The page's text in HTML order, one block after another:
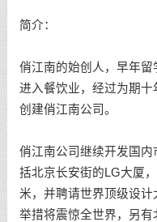
简介：
俏江南的始创人，早年
进入餐饮业，经过为期
创建俏江南公司。
俏江南公司继续开发国
括北京长安街的LG大厦
米，并聘请世界顶级设
举措将震惊全世界，另